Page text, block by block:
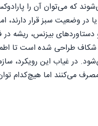
که می‌توان آن را
در وضعیت سبز قرار
بیزنس، ریشه در
شکاف طراحی شده است تا
در غیاب این رویکرد،
می‌کنند اما هیچ‌کدام